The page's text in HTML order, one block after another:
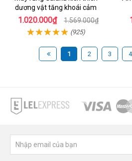
dương vật tăng khoái cảm
1.020.000₫ 1.569.000₫
(925)
1 2 3 4